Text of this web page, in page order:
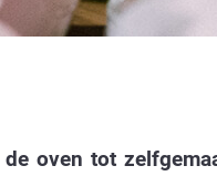
oven tot